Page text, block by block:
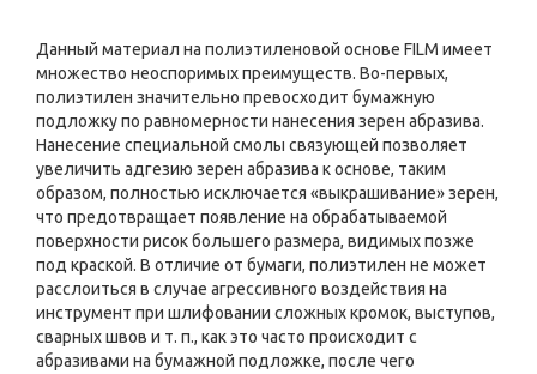
Данный материал на полиэтиленовой основе FILM имеет
множество неоспоримых преимуществ. Во-первых,
полиэтилен значительно превосходит бумажную
подложку по равномерности нанесения зерен абразива.
Нанесение специальной смолы связующей позволяет
увеличить адгезию зерен абразива к основе, таким
образом, полностью исключает­ся «выкрашивание» зерен,
что предотвращает появление на обрабатываемой
поверхности рисок большего размера, видимых позже
под краской. В отличие от бумаги, полиэтилен не может
расслоиться в случае агрессивного воздействия на
инструмент при шлифовании сложных кромок, выступов,
сварных швов и т. п., как это часто происходит с
абразивами на бумажной подложке, после чего